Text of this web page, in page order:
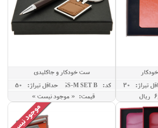
تيراژ: 30
ست خودکار و جاکلیدی
کد: GS-M SET B
حداقل تيراژ: 50
قیمت: « موجود نیست »